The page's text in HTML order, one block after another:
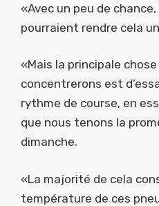
«Avec un peu de
pourraient rendre cela
«Mais la principale
concentrerons est
rythme de course, en
que nous tenons la
dimanche.
«La majorité de cela
température de ces